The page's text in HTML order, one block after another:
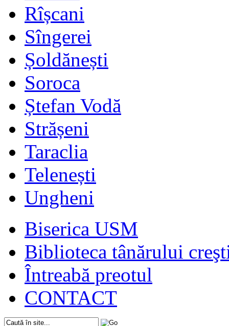
Rîșcani
Sîngerei
Șoldănești
Soroca
Ștefan Vodă
Strășeni
Taraclia
Telenești
Ungheni
Biserica USM
Biblioteca tânărului
Întreabă preotul
CONTACT